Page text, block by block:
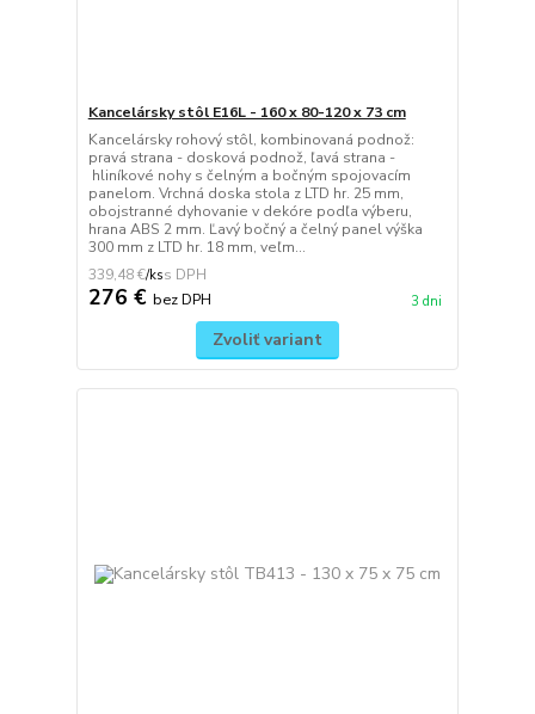
Kancelársky stôl E16L - 160 x 80-120 x 73 cm
Kancelársky rohový stôl, kombinovaná podnož:
pravá strana - dosková podnož, ľavá strana -
hliníkové nohy s čelným a bočným spojovacím
panelom. Vrchná doska stola z LTD hr. 25 mm,
obojstranné dyhovanie v dekóre podľa výberu,
hrana ABS 2 mm. Ľavý bočný a čelný panel výška
300 mm z LTD hr. 18 mm, veľm...
339,48 €/ks
276 € bez DPH 3 dni
Zvoliť variant